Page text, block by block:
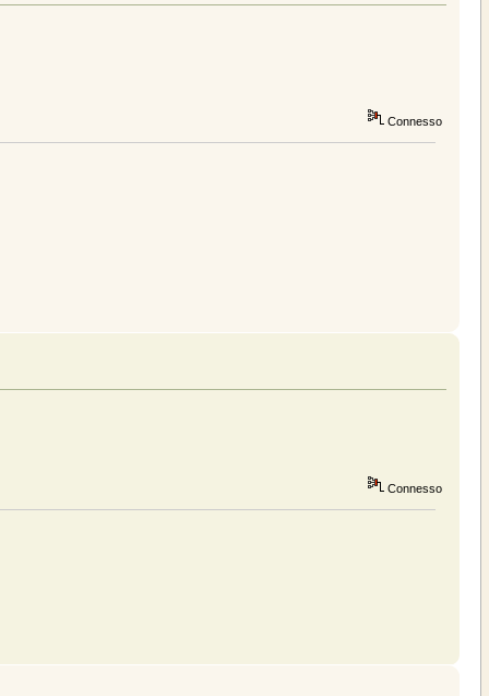
Connesso
Connesso